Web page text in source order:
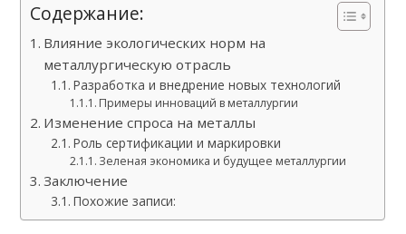
Содержание:
Влияние экологических норм на
металлургическую отрасль
Разработка и внедрение новых технологий
Примеры инноваций в металлургии
Изменение спроса на металлы
Роль сертификации и маркировки
Зеленая экономика и будущее металлургии
Заключение
Похожие записи: